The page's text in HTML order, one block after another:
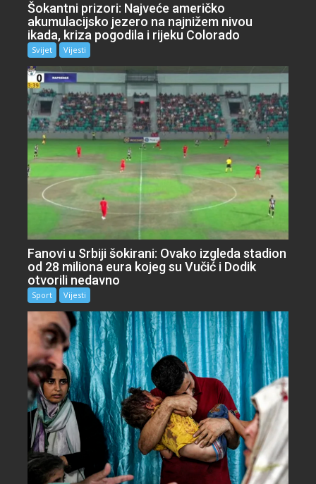
Šokantni prizori: Najveće američko
akumulacijsko jezero na najnižem nivou
ikada, kriza pogodila i rijeku Colorado
Svijet Vijesti
Fanovi u Srbiji šokirani: Ovako izgleda stadion
od 28 miliona eura kojeg su Vučić i Dodik
otvorili nedavno
Sport Vijesti